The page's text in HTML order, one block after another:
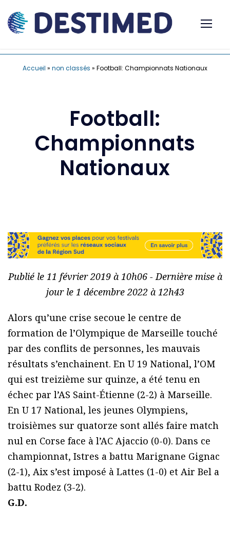
Accueil » non classés » Football: Championnats Nationaux
Football:
Championnats
Nationaux
Publié le 11 février 2019 à 10h06 - Dernière mise à
jour le 1 décembre 2022 à 12h43
Alors qu’une crise secoue le centre de
formation de l’Olympique de Marseille touché
par des conflits de personnes, les mauvais
résultats s’enchainent. En U 19 National, l’OM
qui est treizième sur quinze, a été tenu en
échec par l’AS Saint-Étienne (2-2) à Marseille.
En U 17 National, les jeunes Olympiens,
troisièmes sur quatorze sont allés faire match
nul en Corse face à l’AC Ajaccio (0-0). Dans ce
championnat, Istres a battu Marignane Gignac
(2-1), Aix s’est imposé à Lattes (1-0) et Air Bel a
battu Rodez (3-2).
G.D.